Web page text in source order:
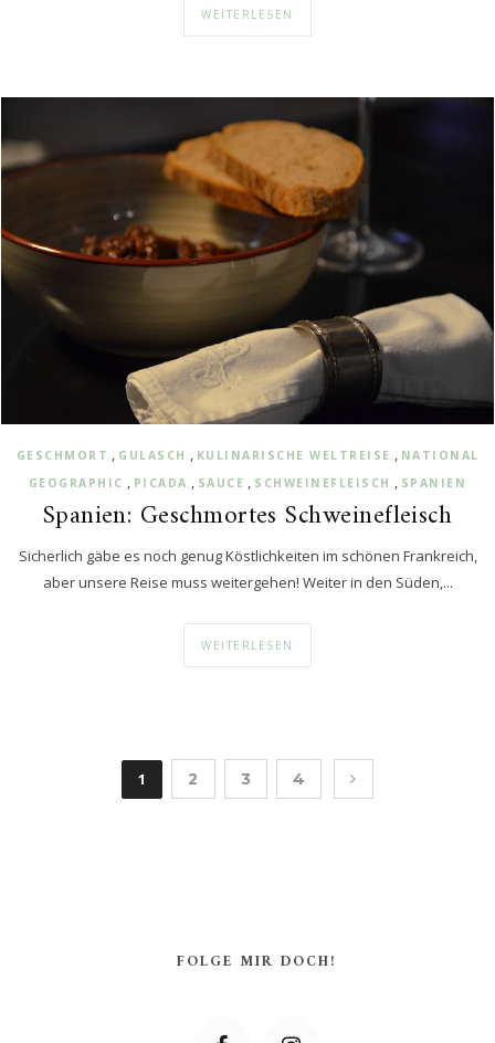
WEITERLESEN
GESCHMORT , GULASCH , KULINARISCHE WELTREISE , NATIONAL
GEOGRAPHIC , PICADA , SAUCE , SCHWEINEFLEISCH , SPANIEN
Spanien: Geschmortes Schweinefleisch
Sicherlich gäbe es noch genug Köstlichkeiten im schönen Frankreich,
aber unsere Reise muss weitergehen! Weiter in den Süden,...
WEITERLESEN
1 2 3 4
FOLGE MIR DOCH!